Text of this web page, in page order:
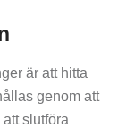
är att hitta
genom att
slutföra